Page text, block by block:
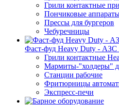
Грили контактные
Пончиковые
Прессы для бургеров
Чебуречницы
Фаст-фуд Heavy Duty - АЗС
Грили контактные
Мармиты-"холдеры"
Станции рабочие
Фритюрницы
Экспресс-печи